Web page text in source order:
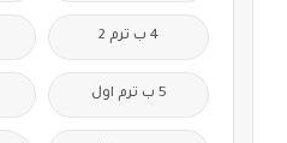
4 ب ترم 2
5 ب ترم اول